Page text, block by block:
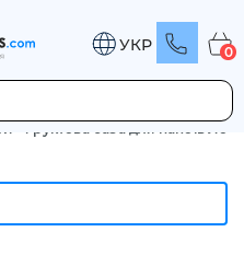
УКР 0
“Фруктова база для напоїв